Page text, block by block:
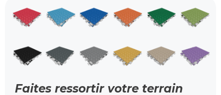
Faites ressortir votre terrain